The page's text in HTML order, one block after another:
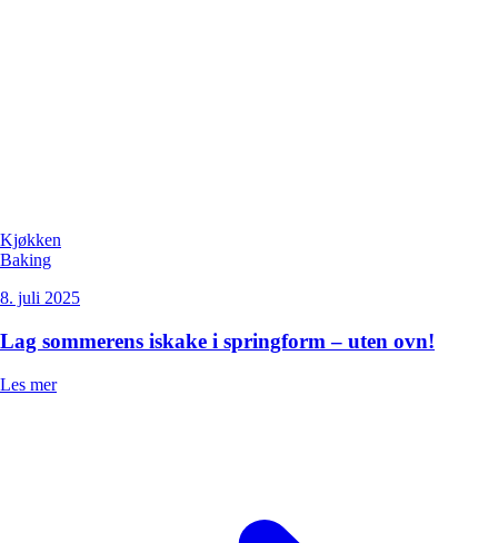
Kjøkken
Baking
8. juli 2025
Lag sommerens iskake i springform – uten ovn!
Les mer